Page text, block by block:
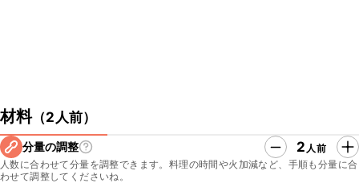
材料（2人前）
分量の調整 2 人前
人数に合わせて分量を調整できます。料理の時間や火加減など、手順も分量に合
わせて調整してくださいね。